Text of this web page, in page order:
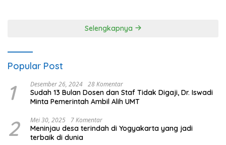
Selengkapnya
Popular Post
1 Desember 26, 2024 28 Komentar
Sudah 13 Bulan Dosen dan Staf Tidak Digaji, Dr. Iswadi
Minta Pemerintah Ambil Alih UMT
2 Mei 30, 2025 7 Komentar
Meninjau desa terindah di Yogyakarta yang jadi
terbaik di dunia